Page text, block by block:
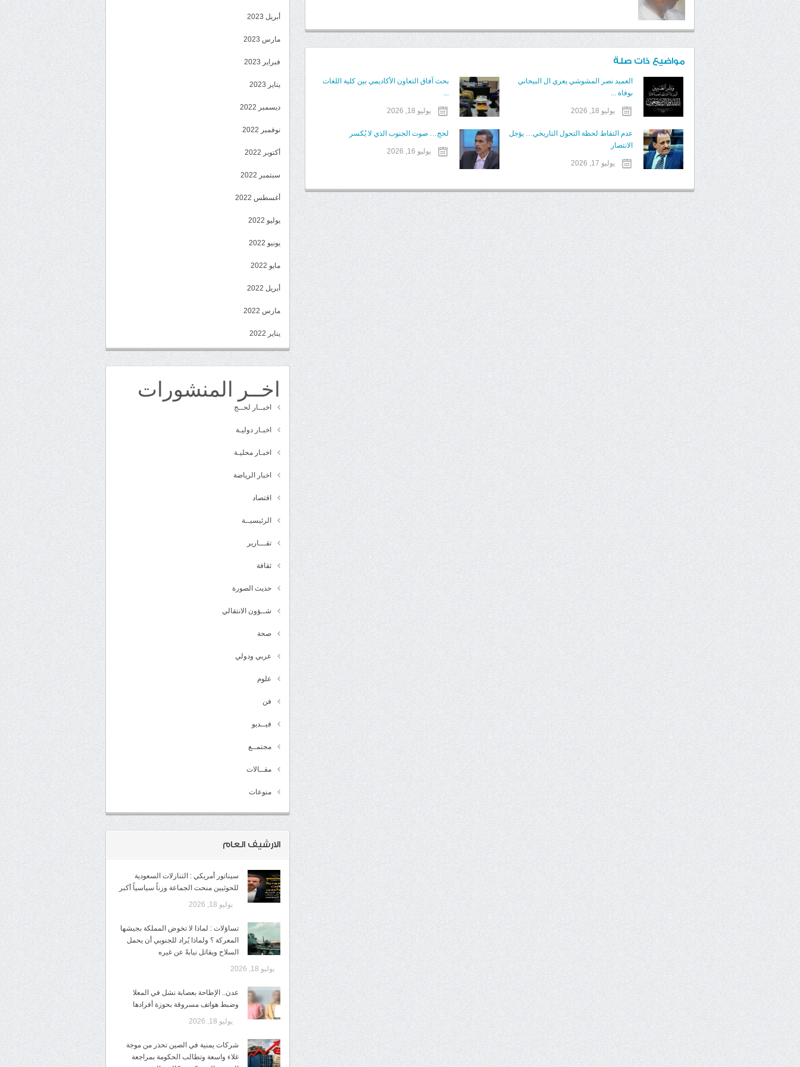
مواضيع ذات صلة
العميد نصر المشوشي يعزي ال البيحاني
بوفاة ...
يوليو 18, 2026
بحث آفاق التعاون الأكاديمي بين كلية اللغات
يوليو 18, 2026
عدم التقاط لحظة التحول التاريخي… يؤجل
الانتصار
يوليو 17, 2026
لحج… صوت الجنوب الذي لا يُكسر
يوليو 16, 2026
أبريل 2023
مارس 2023
فبراير 2023
يناير 2023
ديسمبر 2022
نوفمبر 2022
أكتوبر 2022
سبتمبر 2022
أغسطس 2022
يوليو 2022
يونيو 2022
مايو 2022
أبريل 2022
مارس 2022
يناير 2022
اخــر المنشورات
اخبــار لحــج
اخبـار دوليـة
اخبـار محليـة
اخبار الرياضة
اقتصاد
الرئيسيــة
تقـــارير
ثقافة
حديث الصورة
شــؤون الانتقالي
صحة
عربي ودولي
علوم
فن
فيــديو
مجتمــع
مقــالات
منوعات
الارشيف العام
سيناتور أمريكي : التنازلات السعودية
للحوثيين منحت الجماعة وزناً سياسياً أكبر
يوليو 18, 2026
تساؤلات : لماذا لا تخوض المملكة بجيشها
المعركة ؟ ولماذا يُراد للجنوبي أن يحمل
السلاح ويقاتل نيابةً عن غيره
يوليو 18, 2026
عدن.. الإطاحة بعصابة نشل في المعلا
وضبط هواتف مسروقة بحوزة أفرادها
يوليو 18, 2026
شركات يمنية في الصين تحذر من موجة
غلاء واسعة وتطالب الحكومة بمراجعة